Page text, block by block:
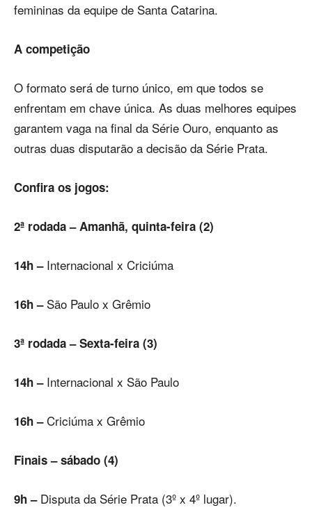
femininas da equipe de Santa Catarina.
A competição
O formato será de turno único, em que todos se
enfrentam em chave única. As duas melhores equipes
garantem vaga na final da Série Ouro, enquanto as
outras duas disputarão a decisão da Série Prata.
Confira os jogos:
2ª rodada – Amanhã, quinta-feira (2)
14h –Internacional x Criciúma
16h –São Paulo x Grêmio
3ª rodada – Sexta-feira (3)
14h –Internacional x São Paulo
16h –Criciúma x Grêmio
Finais – sábado (4)
9h –Disputa da Série Prata (3º x 4º lugar).